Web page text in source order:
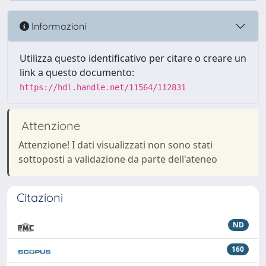
Informazioni
Utilizza questo identificativo per citare o creare un
link a questo documento:
https://hdl.handle.net/11564/112831
Attenzione
Attenzione! I dati visualizzati non sono stati
sottoposti a validazione da parte dell'ateneo
Citazioni
ND
160